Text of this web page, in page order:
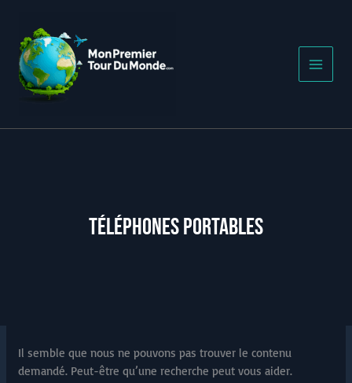
contenu
TÉLÉPHONES PORTABLES
Il semble que nous ne pouvons pas trouver le contenu
demandé. Peut-être qu’une recherche peut vous aider.